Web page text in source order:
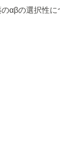
αβの選択性に